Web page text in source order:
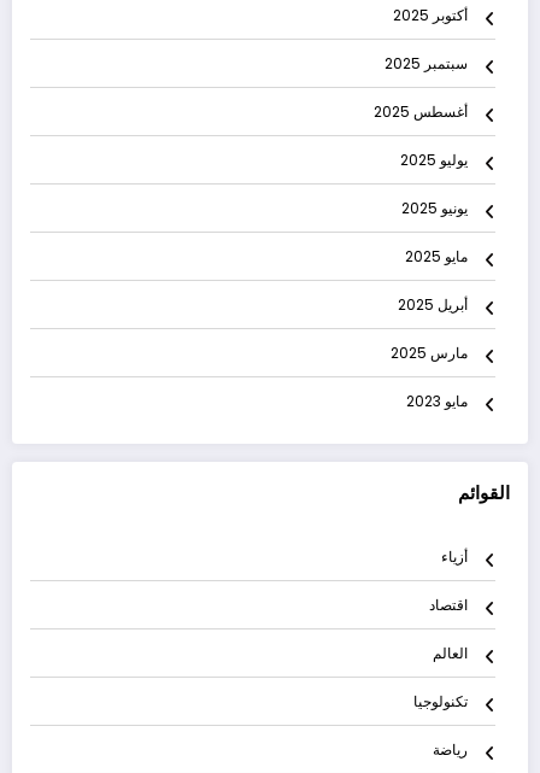
أكتوبر 2025
سبتمبر 2025
أغسطس 2025
يوليو 2025
يونيو 2025
مايو 2025
أبريل 2025
مارس 2025
مايو 2023
القوائم
أزياء
اقتصاد
العالم
تكنولوجيا
رياضة